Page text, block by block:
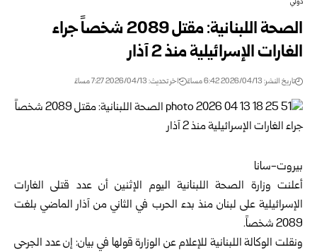
دولي
الصحة اللبنانية: مقتل 2089 شخصاً جراء
الغارات الإسرائيلية منذ 2 آذار
تاريخ النشر: 2026/04/13 6:42 مساءً اخر تحديث: 2026/04/13 7:27 مساءً
بيروت-سانا
أعلنت وزارة الصحة اللبنانية اليوم الإثنين أن عدد قتلى الغارات
الإسرائيلية على لبنان منذ بدء الحرب في الثاني من آذار الماضي بلغت
2089 شخصاً.
ونقلت الوكالة اللبنانية للإعلام عن الوزارة قولها في بيان: إن عدد الجرحى